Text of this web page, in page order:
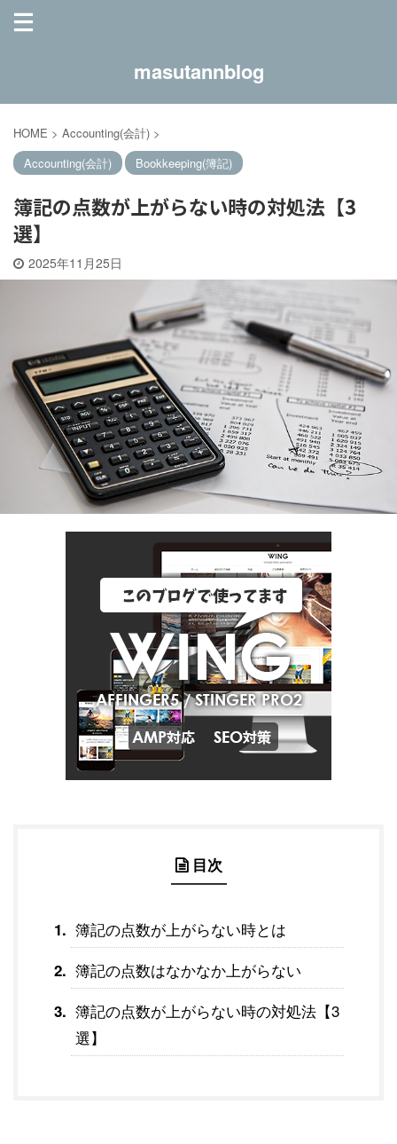
masutannblog
HOME > Accounting(会計) >
Accounting(会計)
Bookkeeping(簿記)
簿記の点数が上がらない時の対処法【3
選】
2025年11月25日
目次
簿記の点数が上がらない時とは
簿記の点数はなかなか上がらない
簿記の点数が上がらない時の対処法【3
選】